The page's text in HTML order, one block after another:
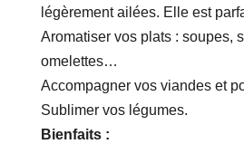
légèrement ailées. Elle est
Aromatiser vos plats : soupes,
omelettes…
Accompagner vos viandes et
Sublimer vos légumes.
Bienfaits :